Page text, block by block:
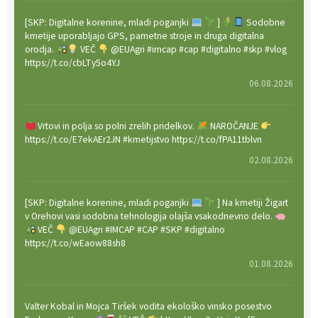
[SKP: Digitalne korenine, mladi poganjki ]
Sodobne
kmetije uporabljajo GPS, pametne stroje in druga digitalna
orodja.
VEČ
@EUAgri #imcap #cap #digitalno #skp #vlog
https://t.co/cbLTy5o4YJ
06.08.2026
Vrtovi in polja so polni zrelih pridelkov.
NAROČANJE
https://t.co/E7ekAEr2JN #kmetijstvo https://t.co/fPA11tblvn
02.08.2026
[SKP: Digitalne korenine, mladi poganjki
] Na kmetiji Žigart
v Orehovi vasi sodobna tehnologija olajša vsakodnevno delo.
VEČ
@EUAgri #IMCAP #CAP #SKP #digitalno
https://t.co/wEaow88sh8
01.08.2026
Valter Kobal in Mojca Tiršek vodita ekološko vinsko posestvo